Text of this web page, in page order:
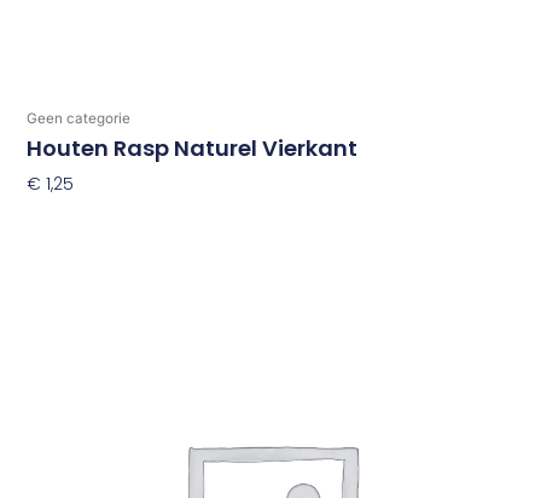
Geen categorie
Houten Rasp Naturel Vierkant
€ 1,25